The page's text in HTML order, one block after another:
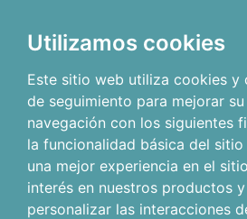
Utilizamos cookies
Este sitio web utiliza cookies y
de seguimiento para mejorar
navegación con los siguientes
la funcionalidad básica del sitio
una mejor experiencia en el
interés en nuestros productos
personalizar las interacciones